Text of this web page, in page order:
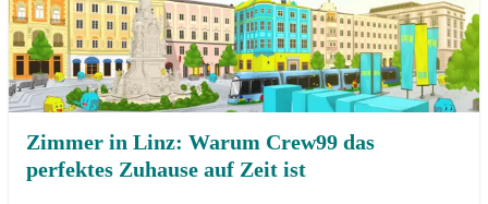
Zimmer in Linz: Warum Crew99 das
perfektes Zuhause auf Zeit ist